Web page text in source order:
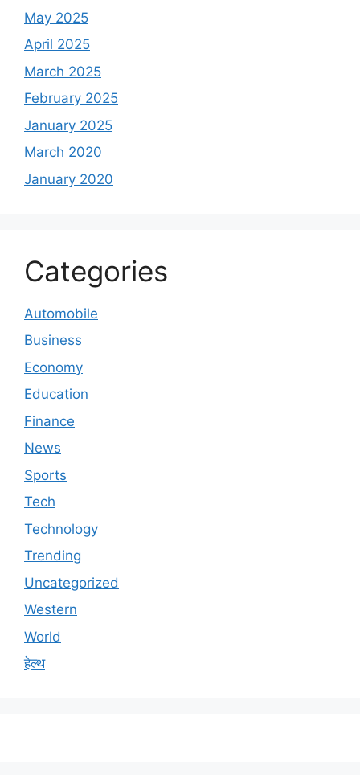
May 2025
April 2025
March 2025
February 2025
January 2025
March 2020
January 2020
Categories
Automobile
Business
Economy
Education
Finance
News
Sports
Tech
Technology
Trending
Uncategorized
Western
World
हेल्थ